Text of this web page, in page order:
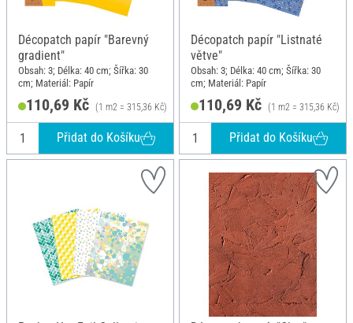
Décopatch papír "Barevný
gradient"
Obsah: 3; Délka: 40 cm; Šířka: 30
cm; Materiál: Papír
110,69 Kč (1 m2 = 315,36 Kč)
Přidat do Košíku
Décopatch papír "Listnaté
větve"
Obsah: 3; Délka: 40 cm; Šířka: 30
cm; Materiál: Papír
110,69 Kč (1 m2 = 315,36 Kč)
Přidat do Košíku